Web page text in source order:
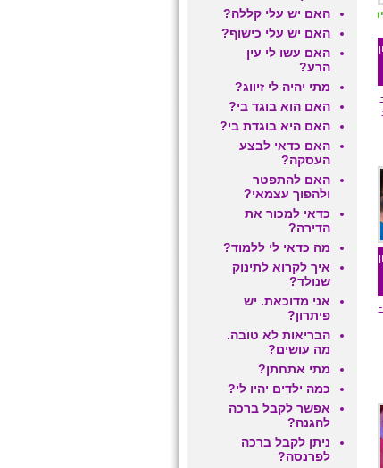
האם יש עלי קללה?
האם יש עלי כישוף?
האם עשו לי עין
הרע?
מתי יהיה לי זיווג?
האם הוא בוגד בי?
האם היא בוגדת בי?
האם כדאי לבצע
העסקה?
האם להתפטר
ולהפוך עצמאי?
כדאי למכור את
הדירה?
מה כדאי לי ללמוד?
איך לקרוא לתינוק
שנולד?
אני מדוכאת. יש
פיתרון?
הבריאות לא טובה.
מה עושים?
מתי אתחתן?
כמה ילדים יהיו לי?
אפשר לקבל ברכה
להגנה?
ניתן לקבל ברכה
לפרנסה?